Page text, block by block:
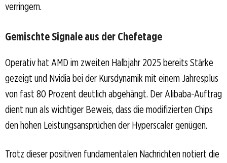
verringern.
Gemischte Signale aus der Chefetage
Operativ hat AMD im zweiten Halbjahr 2025 bereits Stärke
gezeigt und Nvidia bei der Kursdynamik mit einem Jahresplus
von fast 80 Prozent deutlich abgehängt. Der Alibaba-Auftrag
dient nun als wichtiger Beweis, dass die modifizierten Chips
den hohen Leistungsansprüchen der Hyperscaler genügen.
Trotz dieser positiven fundamentalen Nachrichten notiert die